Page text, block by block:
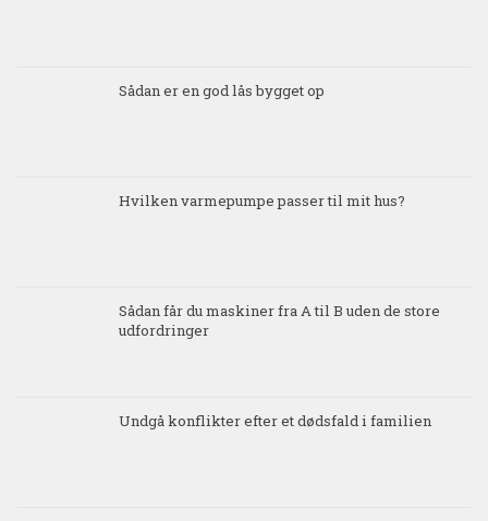
Sådan er en god lås bygget op
Hvilken varmepumpe passer til mit hus?
Sådan får du maskiner fra A til B uden de store
udfordringer
Undgå konflikter efter et dødsfald i familien